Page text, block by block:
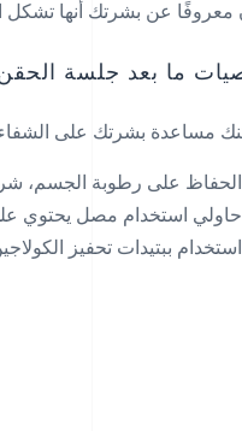
معروفًا عن بشرتك أنها تشكل
ما بعد جلسة الحقن
مساعدة بشرتك على الشفاء
الحفاظ على رطوبة الجسم،
حاولي استخدام مصل يحتوي
استخدام ببتيدات تحفيز